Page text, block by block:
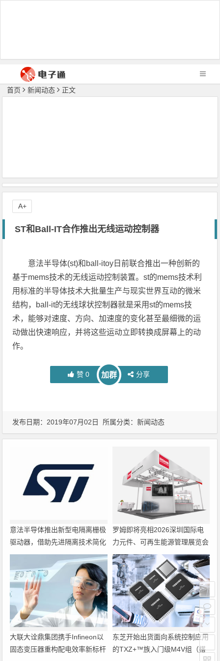
首页 新闻动态 正文
ST和Ball-IT合作推出无线运动控制器
意法半导体(st)和ball-itoy日前联合推出一种创新的
基于mems技术的无线运动控制装置。st的mems技术利
用标准的半导体技术大批量生产与现实世界互动的微米
结构，ball-it的无线球状控制器就是采用st的mems技
术，能够对速度、方向、加速度的变化甚至最细微的运
动做出快速响应，并将这些运动立即转换成屏幕上的动
作。
赞 0 加群 分享
A+
发布日期：2019年07月02日 所属分类：新闻动态
意法半导体推出新型电隔离栅极
驱动器，借助先进隔离技术简化
电源设计
罗姆即将亮相2026深圳国际电
力元件、可再生能源管理展览会
暨研讨会
大联大诠鼎集团携手Infineon以
固态变压器重构配电效率新标杆
东芝开始出货面向系统控制应用
的TXZ+™族入门级M4V组（搭